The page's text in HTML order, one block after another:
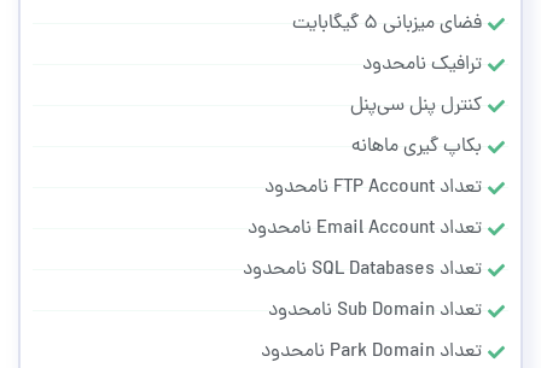
فضای میزبانی ۵ گیگابایت
ترافیک نامحدود
کنترل پنل سی‌پنل
بکاپ گیری ماهانه
تعداد FTP Account نامحدود
تعداد Email Account نامحدود
تعداد SQL Databases نامحدود
تعداد Sub Domain نامحدود
تعداد Park Domain نامحدود